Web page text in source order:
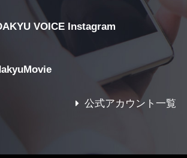
VOICE Instagram
公式アカウント一覧